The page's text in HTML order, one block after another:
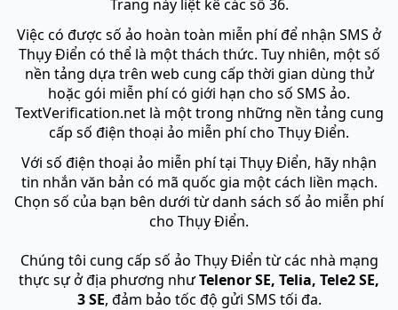
Trang này liệt kê các số 36.
Việc có được số ảo hoàn toàn miễn phí để nhận SMS ở
Thụy Điển có thể là một thách thức. Tuy nhiên, một số
nền tảng dựa trên web cung cấp thời gian dùng thử
hoặc gói miễn phí có giới hạn cho số SMS ảo.
TextVerification.net là một trong những nền tảng cung
cấp số điện thoại ảo miễn phí cho Thụy Điển.
Với số điện thoại ảo miễn phí tại Thụy Điển, hãy nhận
tin nhắn văn bản có mã quốc gia một cách liền mạch.
Chọn số của bạn bên dưới từ danh sách số ảo miễn phí
cho Thụy Điển.
Chúng tôi cung cấp số ảo Thụy Điển từ các nhà mạng
thực sự ở địa phương nhưTelenor SE, Telia, Tele2 SE,
3 SE, đảm bảo tốc độ gửi SMS tối đa.